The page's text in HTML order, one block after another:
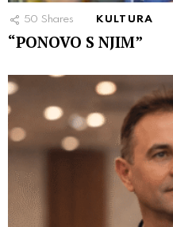
50 Shares KULTURA
“PONOVO S NJIM”